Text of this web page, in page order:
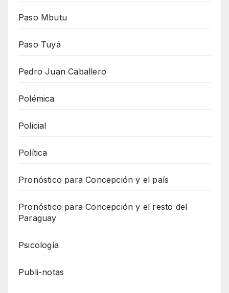
Paso Mbutu
Paso Tuyá
Pedro Juan Caballero
Polémica
Policial
Política
Pronóstico para Concepción y el país
Pronóstico para Concepción y el resto del
Paraguay
Psicología
Publi-notas